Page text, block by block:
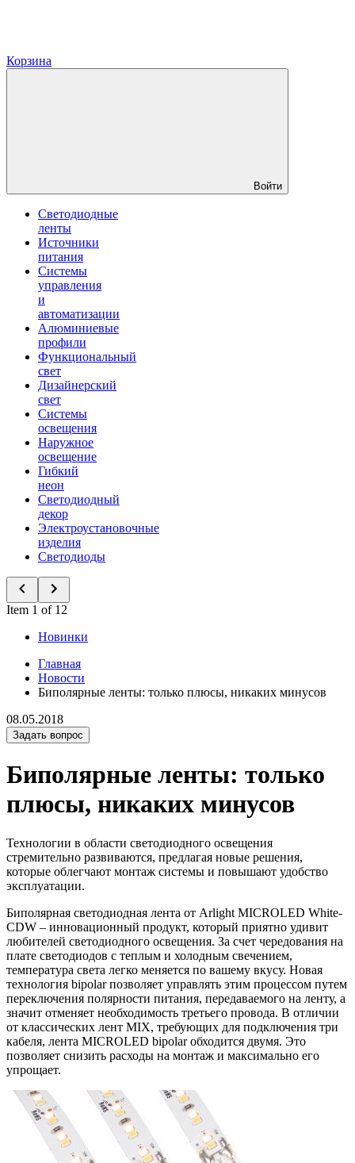
Корзина
Войти
Светодиодные
ленты
Источники
питания
Системы
управления
и
автоматизации
Алюминиевые
профили
Функциональный
свет
Дизайнерский
свет
Системы
освещения
Наружное
освещение
Гибкий
неон
Светодиодный
декор
Электроустановочные
изделия
Светодиоды
Item 1 of 12
Новинки
Главная
Новости
Биполярные ленты: только плюсы, никаких минусов
08.05.2018
Задать вопрос
Биполярные ленты: только
плюсы, никаких минусов
Технологии в области светодиодного освещения
стремительно развиваются, предлагая новые решения,
которые облегчают монтаж системы и повышают удобство
эксплуатации.
Биполярная светодиодная лента от Arlight MICROLED White-
CDW – инновационный продукт, который приятно удивит
любителей светодиодного освещения. За счет чередования на
плате светодиодов с теплым и холодным свечением,
температура света легко меняется по вашему вкусу. Новая
технология bipolar позволяет управлять этим процессом путем
переключения полярности питания, передаваемого на ленту, а
значит отменяет необходимость третьего провода. В отличии
от классических лент MIX, требующих для подключения три
кабеля, лента MICROLED bipolar обходится двумя. Это
позволяет снизить расходы на монтаж и максимально его
упрощает.